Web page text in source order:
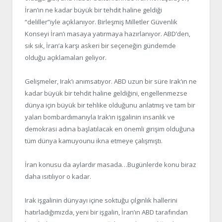
İran’ın ne kadar büyük bir tehdit haline geldiği
“deliller”iyle açıklanıyor. Birleşmiş Milletler Güvenlik
Konseyi İran’ı masaya yatırmaya hazırlanıyor. ABD’den,
sık sık, İran’a karşı askeri bir seçeneğin gündemde
olduğu açıklamaları geliyor.
Gelişmeler, Irak’ı anımsatıyor. ABD uzun bir süre Irak’ın ne
kadar büyük bir tehdit haline geldiğini, engellenmezse
dünya için büyük bir tehlike olduğunu anlatmış ve tam bir
yalan bombardımanıyla Irak’ın işgalinin insanlık ve
demokrasi adına başlatılacak en önemli girişim olduğuna
tüm dünya kamuyounu ikna etmeye çalışmıştı.
İran konusu da aylardır masada…Bugünlerde konu biraz
daha ısıtılıyor o kadar.
Irak işgalinin dünyayı içine soktuğu çılgınlık hallerini
hatırladığımızda, yeni bir işgalin, İran’ın ABD tarafından